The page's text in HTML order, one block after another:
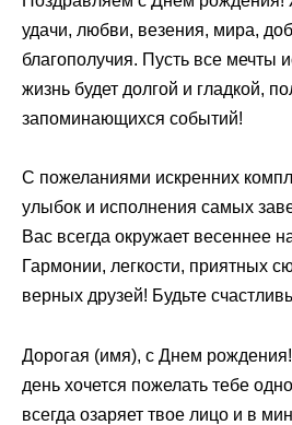
удачи, любви, везения, мира,
благополучия. Пусть все мечты
жизнь будет долгой и гладкой,
запоминающихся событий!
С пожеланиями искренних
улыбок и исполнения самых
Вас всегда окружает весеннее
Гармонии, легкости, приятных
верных друзей! Будьте
Дорогая (имя), с Днем
день хочется пожелать тебе
всегда озаряет твое лицо и в